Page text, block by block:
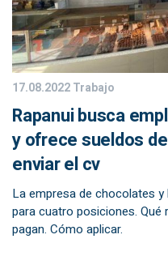
17.08.2022Trabajo
Rapanui busca
y ofrece sueldos
enviar el cv
La empresa de chocolates
para cuatro posiciones.
pagan. Cómo aplicar.